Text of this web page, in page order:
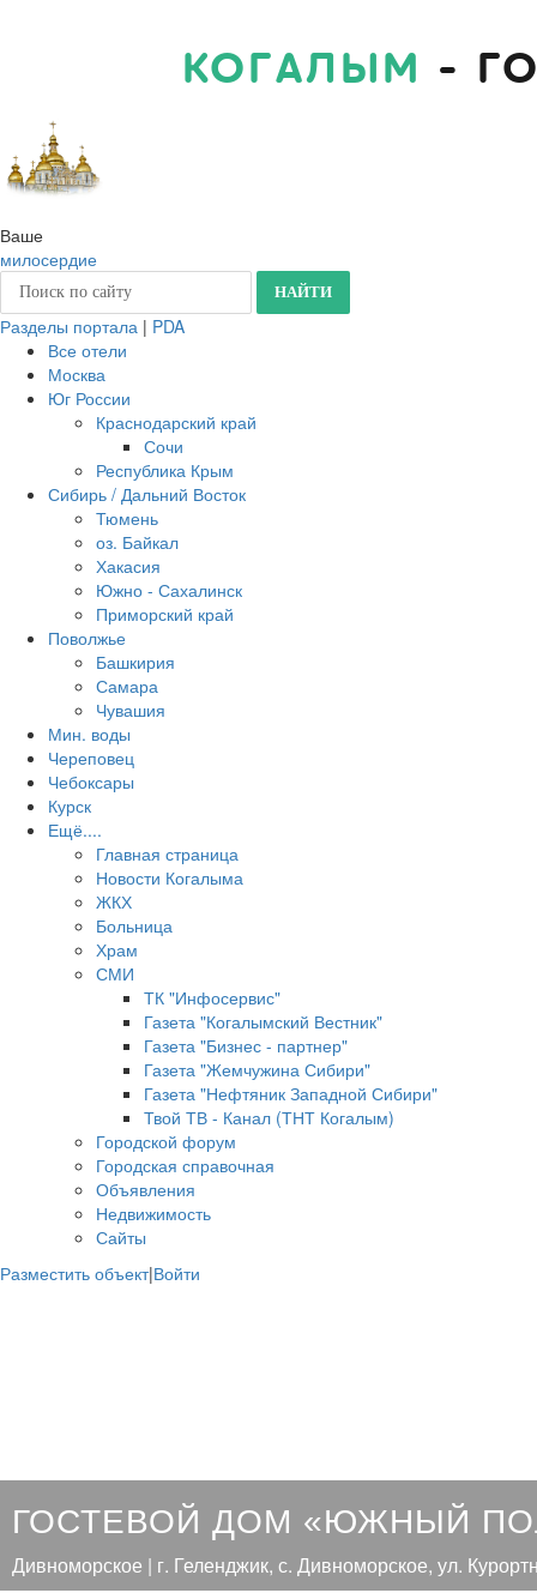
КОГАЛЫМ -
Ваше
милосердие
Разделы портала | PDA
Все отели
Москва
Юг России
Краснодарский край
Сочи
Республика Крым
Сибирь / Дальний Восток
Тюмень
оз. Байкал
Хакасия
Южно - Сахалинск
Приморский край
Поволжье
Башкирия
Самара
Чувашия
Мин. воды
Череповец
Чебоксары
Курск
Ещё....
Главная страница
Новости Когалыма
ЖКХ
Больница
Храм
СМИ
ТК "Инфосервис"
Газета "Когалымский Вестник"
Газета "Бизнес - партнер"
Газета "Жемчужина Сибири"
Газета "Нефтяник Западной Сибири"
Твой ТВ - Канал (ТНТ Когалым)
Городской форум
Городская справочная
Объявления
Недвижимость
Сайты
Разместить объект|Войти
ГОСТЕВОЙ ДОМ «ЮЖНЫЙ
Дивноморское | г. Геленджик, с. Дивноморское, ул.